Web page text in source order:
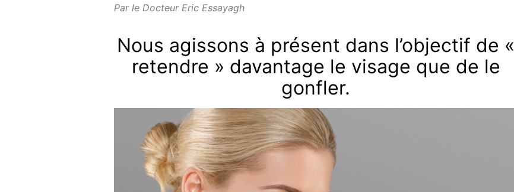
Par le Docteur Eric Essayagh
Nous agissons à présent dans l’objectif de «
retendre » davantage le visage que de le
gonfler.